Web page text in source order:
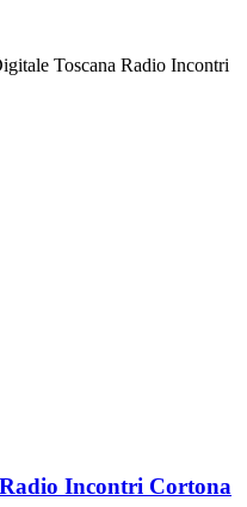
Toscana Radio Incontri